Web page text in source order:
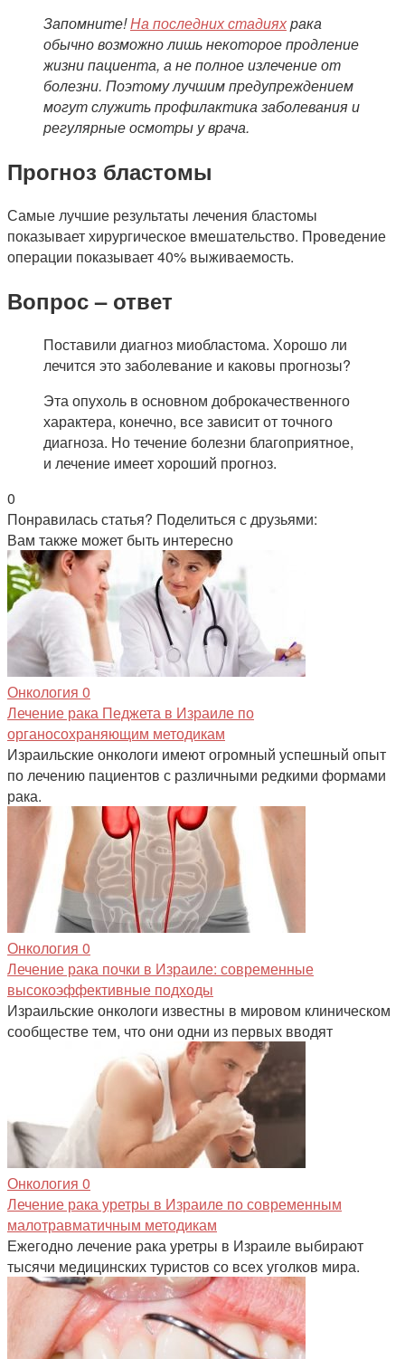
Запомните!На последних стадияхрака
обычно возможно лишь некоторое продление
жизни пациента, а не полное излечение от
болезни. Поэтому лучшим предупреждением
могут служить профилактика заболевания и
регулярные осмотры у врача.
Прогноз бластомы
Самые лучшие результаты лечения бластомы
показывает хирургическое вмешательство. Проведение
операции показывает 40% выживаемость.
Вопрос – ответ
Поставили диагноз миобластома. Хорошо ли
лечится это заболевание и каковы прогнозы?
Эта опухоль в основном доброкачественного
характера, конечно, все зависит от точного
диагноза. Но течение болезни благоприятное,
и лечение имеет хороший прогноз.
0
Понравилась статья? Поделиться с друзьями:
Вам также может быть интересно
Онкология 0
Лечение рака Педжета в Израиле по
органосохраняющим методикам
Израильские онкологи имеют огромный успешный опыт
по лечению пациентов с различными редкими формами
рака.
Онкология 0
Лечение рака почки в Израиле: современные
высокоэффективные подходы
Израильские онкологи известны в мировом клиническом
сообществе тем, что они одни из первых вводят
Онкология 0
Лечение рака уретры в Израиле по современным
малотравматичным методикам
Ежегодно лечение рака уретры в Израиле выбирают
тысячи медицинских туристов со всех уголков мира.